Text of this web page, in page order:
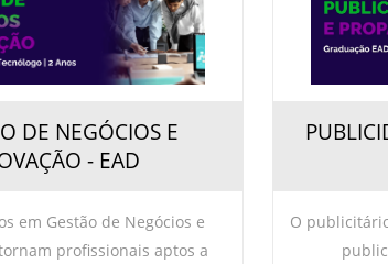
DE NEGÓCIOS E
- EAD
em Gestão de Negócios e
profissionais aptos a
O